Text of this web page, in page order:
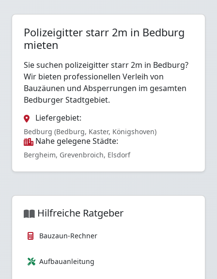
Polizeigitter starr 2m in Bedburg
mieten
Sie suchen polizeigitter starr 2m in Bedburg?
Wir bieten professionellen Verleih von
Bauzäunen und Absperrungen im gesamten
Bedburger Stadtgebiet.
Liefergebiet:
Bedburg (Bedburg, Kaster, Königshoven)
Nahe gelegene Städte:
Bergheim, Grevenbroich, Elsdorf
Hilfreiche Ratgeber
Bauzaun-Rechner
Aufbauanleitung